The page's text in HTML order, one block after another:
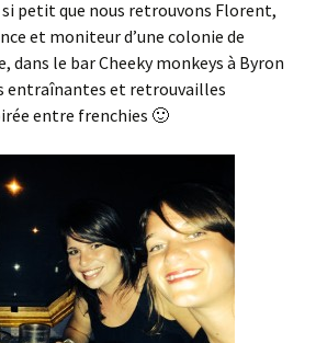
petit que nous retrouvons Florent,
et moniteur d’une colonie de
dans le bar Cheeky monkeys à Byron
entraînantes et retrouvailles
entre frenchies 🙂